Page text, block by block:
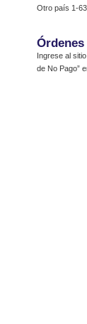
Otro país 1-
Ingrese al
de No Pago”